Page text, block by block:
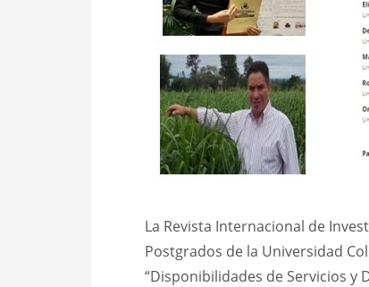
La Revista Internacional de
Postgrados de la Universidad
“Disponibilidades de Servicios y